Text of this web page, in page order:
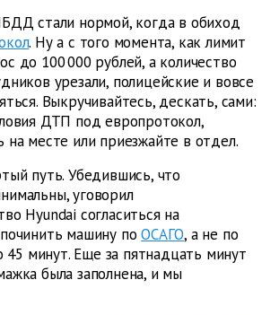
стали нормой, когда в обиход
. Ну а с того момента, как лимит
до 100 000 рублей, а количество
урезали, полицейские и вовсе
Выкручивайтесь, дескать, сами:
ДТП под европротокол,
на месте или приезжайте в отдел.
путь. Убедившись, что
уговорил
Hyundai согласиться на
машину по ОСАГО, а не по
45 минут. Еще за пятнадцать минут
была заполнена, и мы